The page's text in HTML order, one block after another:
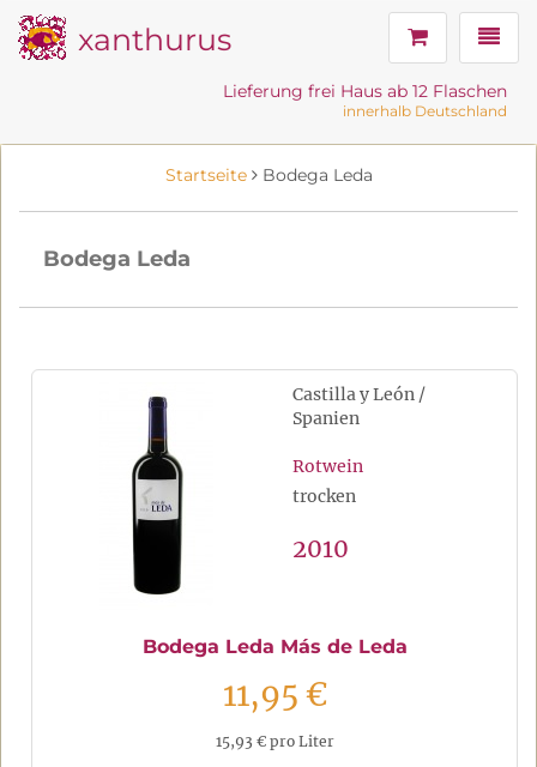
xanthurus
Lieferung frei Haus ab 12 Flaschen
innerhalb Deutschland
Startseite Bodega Leda
Bodega Leda
Castilla y León /
Spanien
Rotwein
trocken
2010
Bodega Leda Más de Leda
11,95 €
15,93 € pro Liter